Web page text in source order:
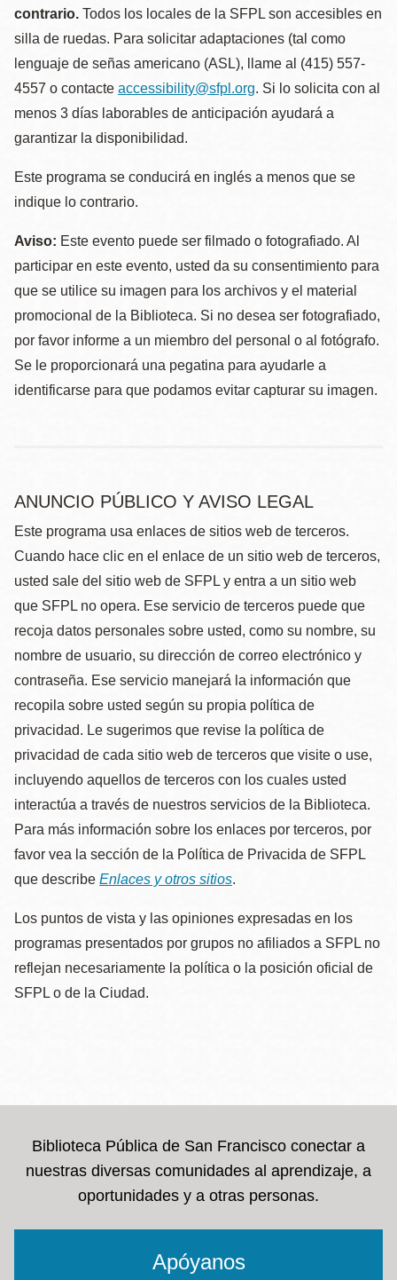
contrario. Todos los locales de la SFPL son accesibles en
silla de ruedas. Para solicitar adaptaciones (tal como
lenguaje de señas americano (ASL), llame al (415) 557-
4557 o contacte accessibility@sfpl.org. Si lo solicita con al
menos 3 días laborables de anticipación ayudará a
garantizar la disponibilidad.
Este programa se conducirá en inglés a menos que se
indique lo contrario.
Aviso: Este evento puede ser filmado o fotografiado. Al
participar en este evento, usted da su consentimiento para
que se utilice su imagen para los archivos y el material
promocional de la Biblioteca. Si no desea ser fotografiado,
por favor informe a un miembro del personal o al fotógrafo.
Se le proporcionará una pegatina para ayudarle a
identificarse para que podamos evitar capturar su imagen.
ANUNCIO PÚBLICO Y AVISO LEGAL
Este programa usa enlaces de sitios web de terceros.
Cuando hace clic en el enlace de un sitio web de terceros,
usted sale del sitio web de SFPL y entra a un sitio web
que SFPL no opera. Ese servicio de terceros puede que
recoja datos personales sobre usted, como su nombre, su
nombre de usuario, su dirección de correo electrónico y
contraseña. Ese servicio manejará la información que
recopila sobre usted según su propia política de
privacidad. Le sugerimos que revise la política de
privacidad de cada sitio web de terceros que visite o use,
incluyendo aquellos de terceros con los cuales usted
interactúa a través de nuestros servicios de la Biblioteca.
Para más información sobre los enlaces por terceros, por
favor vea la sección de la Política de Privacida de SFPL
que describe Enlaces y otros sitios.
Los puntos de vista y las opiniones expresadas en los
programas presentados por grupos no afiliados a SFPL no
reflejan necesariamente la política o la posición oficial de
SFPL o de la Ciudad.
Biblioteca Pública de San Francisco conectar a
nuestras diversas comunidades al aprendizaje, a
oportunidades y a otras personas.
Apóyanos